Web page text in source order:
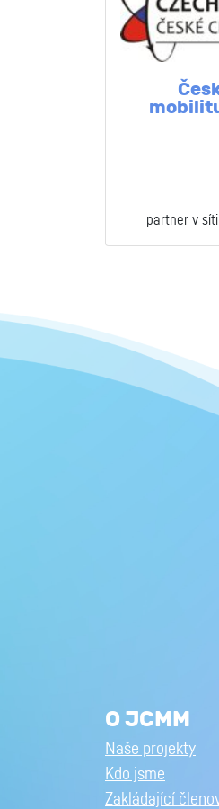
mobilitu
partner v síti
O JCMM
Naše projekty
Kdo jsme
Zakládající